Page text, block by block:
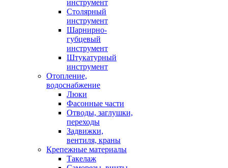
инструмент
Столярный
инструмент
Шарнирно-
губцевый
инструмент
Штукатурный
инструмент
Отопление,
водоснабжение
Люки
Фасонные части
Отводы, заглушки,
переходы
Задвижки,
вентиля, краны
Крепежные материалы
Такелаж